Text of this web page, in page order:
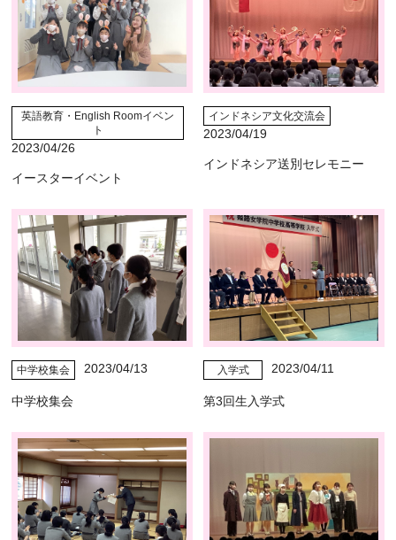
英語教育・English Roomイベン
ト
2023/04/26
イースターイベント
インドネシア文化交流会
2023/04/19
インドネシア送別セレモニー
中学校集会 2023/04/13
中学校集会
入学式 2023/04/11
第3回生入学式